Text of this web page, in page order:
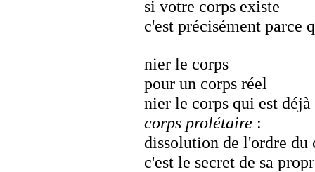
si votre corps existe
c'est précisément parce
nier le corps
pour un corps réel
nier le corps qui est
corps prolétaire :
dissolution de l'ordre du
c'est le secret de sa